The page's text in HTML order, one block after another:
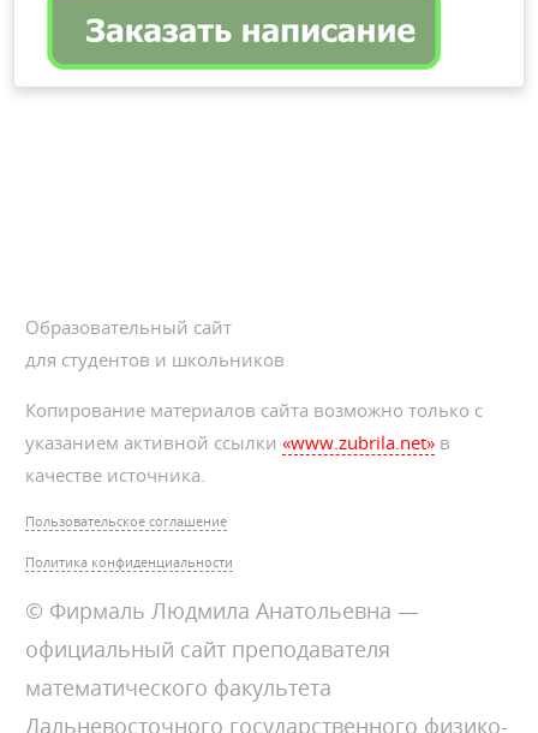
Образовательный сайт
для студентов и школьников
Копирование материалов сайта возможно только с
указанием активной ссылки«www.zubrila.net» в
качестве источника.
Пользовательское соглашение
Политика конфиденциальности
© Фирмаль Людмила Анатольевна —
официальный сайт преподавателя
математического факультета
Дальневосточного государственного физико-